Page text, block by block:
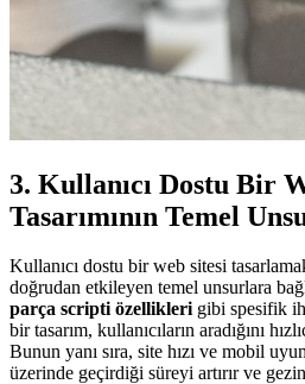
3. Kullanıcı Dostu Bir
Tasarımının Temel
Kullanıcı dostu bir web sitesi
doğrudan etkileyen temel unsurlara
parça scripti özelliklerigibi spesifik
bir tasarım, kullanıcıların aradığını
Bunun yanı sıra, site hızı ve mobil
üzerinde geçirdiği süreyi artırır ve